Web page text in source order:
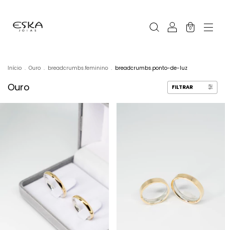
0
Início . Ouro . breadcrumbs.feminino . breadcrumbs.ponto-de-luz
Ouro FILTRAR